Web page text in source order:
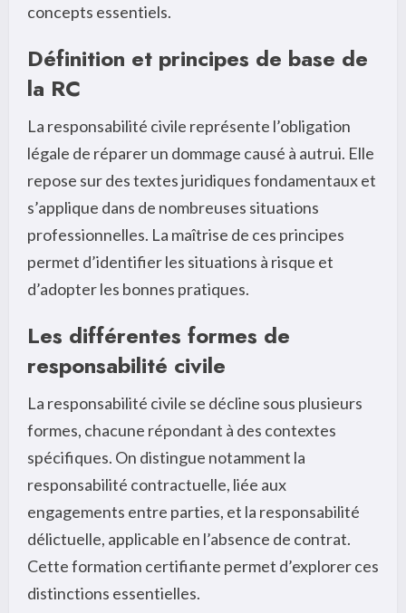
concepts essentiels.
Définition et principes de base de
la RC
La responsabilité civile représente l’obligation
légale de réparer un dommage causé à autrui. Elle
repose sur des textes juridiques fondamentaux et
s’applique dans de nombreuses situations
professionnelles. La maîtrise de ces principes
permet d’identifier les situations à risque et
d’adopter les bonnes pratiques.
Les différentes formes de
responsabilité civile
La responsabilité civile se décline sous plusieurs
formes, chacune répondant à des contextes
spécifiques. On distingue notamment la
responsabilité contractuelle, liée aux
engagements entre parties, et la responsabilité
délictuelle, applicable en l’absence de contrat.
Cette formation certifiante permet d’explorer ces
distinctions essentielles.